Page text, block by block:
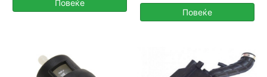
Повеќе
Повеќе